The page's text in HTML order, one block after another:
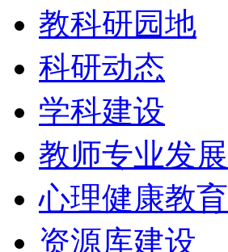
教科研园地
科研动态
学科建设
教师专业发展
心理健康教育
资源库建设